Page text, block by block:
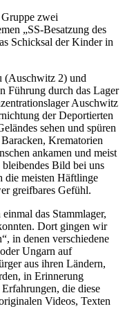
zwei
„SS-Besatzung des
Schicksal der Kinder in
(Auschwitz 2) und
Führung durch das Lager
Auschwitz
der Deportierten
sehen und spüren
Krematorien
ankamen und meist
Bild bei uns
die meisten Häftlinge
greifbares Gefühl.
das Stammlager,
Dort gingen wir
in denen verschiedene
Ungarn auf
aus ihren Ländern,
in Erinnerung
die diese
Videos, Texten